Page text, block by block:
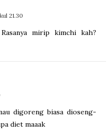
21.30
mirip kimchi kah?
digoreng biasa dioseng-
diet maaak